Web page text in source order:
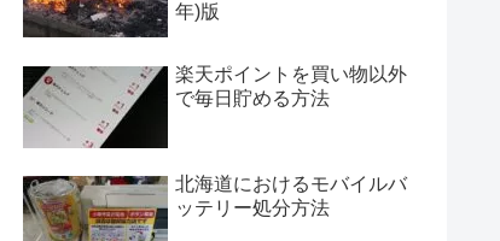
年)版
楽天ポイントを買い物以外
で毎日貯める方法
北海道におけるモバイルバ
ッテリー処分方法